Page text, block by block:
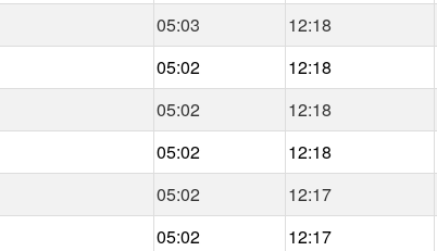
05:03 12:18
05:02 12:18
05:02 12:18
05:02 12:18
05:02 12:17
05:02 12:17